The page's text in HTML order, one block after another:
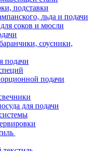
подставки
льда и подачи
соков и мюсли
соусники,
подачи
подачи
для подачи